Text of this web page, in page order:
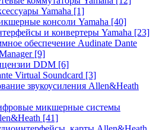
Yamaha [1]
консоли Yamaha [40]
и конвертеры Yamaha [23]
обеспечение Audinate Dante
[9]
DDM [6]
Virtual Soundcard [3]
звукоусиления Allen&Heath
микшерные системы
[41]